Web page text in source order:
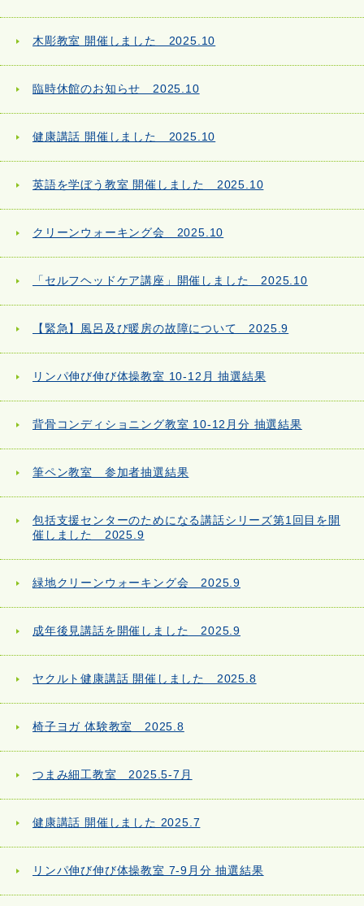
木彫教室 開催しました 2025.10
臨時休館のお知らせ 2025.10
健康講話 開催しました 2025.10
英語を学ぼう教室 開催しました 2025.10
クリーンウォーキング会 2025.10
「セルフヘッドケア講座」開催しました 2025.10
【緊急】風呂及び暖房の故障について 2025.9
リンパ伸び伸び体操教室 10-12月 抽選結果
背骨コンディショニング教室 10-12月分 抽選結果
筆ペン教室 参加者抽選結果
包括支援センターのためになる講話シリーズ第1回目を開
催しました 2025.9
緑地クリーンウォーキング会 2025.9
成年後見講話を開催しました 2025.9
ヤクルト健康講話 開催しました 2025.8
椅子ヨガ 体験教室 2025.8
つまみ細工教室 2025.5-7月
健康講話 開催しました 2025.7
リンパ伸び伸び体操教室 7-9月分 抽選結果